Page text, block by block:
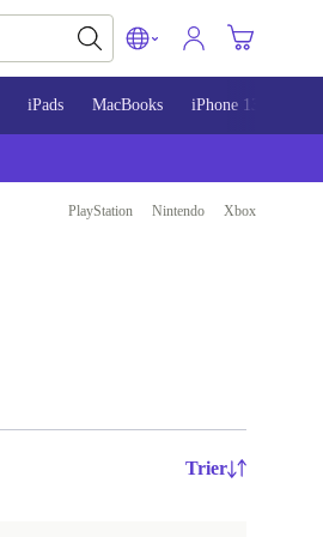
iPads MacBooks iPhone 13
PlayStation Nintendo Xbox
Trier